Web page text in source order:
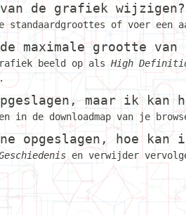
de grafiek wijzigen?
of voer een
maximale grootte van
beeld op als High
maar ik
in de downloadmap van je
opgeslagen, hoe kan
en verwijder